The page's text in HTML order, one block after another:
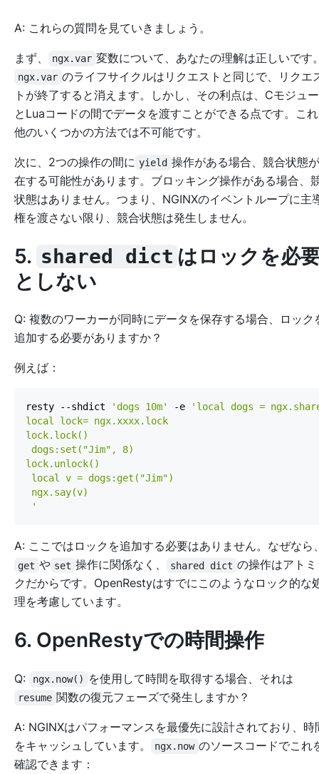
A: これらの質問を見ていきましょう。
まず、 ngx.var 変数について、あなたの理解は正しいです
ngx.var のライフサイクルはリクエストと同じで、リクエ
トが終了すると消えます。しかし、その利点は、Cモジュ
とLuaコードの間でデータを渡すことができる点です。こ
他のいくつかの方法では不可能です。
次に、2つの操作の間に yield 操作がある場合、競合状態
在する可能性があります。ブロッキング操作がある場合、
状態はありません。つまり、NGINXのイベントループに主
権を渡さない限り、競合状態は発生しません。
5. shared dict はロックを必
としない
Q: 複数のワーカーが同時にデータを保存する場合、ロック
追加する必要がありますか？
例えば：
resty --shdict 'dogs 10m'
-e
'
A: ここではロックを追加する必要はありません。なぜなら
get や set 操作に関係なく、 shared dict の操作はアト
クだからです。OpenRestyはすでにこのようなロック的な
理を考慮しています。
6. OpenRestyでの時間操作
Q: ngx.now() を使用して時間を取得する場合、それは
resume 関数の復元フェーズで発生しますか？
A: NGINXはパフォーマンスを最優先に設計されており、時
をキャッシュしています。
ngx.now のソースコードでこれ
確認できます：